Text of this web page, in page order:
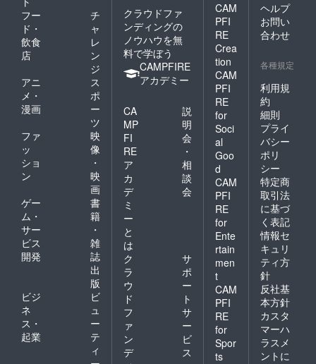
りの』
プラス
送料プ
ラス出
ラス相
（説明
会）を
考えま
すと、
10000
50000
円ほど
お得に
なりま
す。
（場所
により
移動
費・宿
泊費が
変わる
ため）
わが家
の知ら
なかっ
た歴史
や人物
に出会
フー
ド・
飲食
店
チ
ャ
レ
ン
ジ
アニ
メ・
漫画
ス
ポ
ー
ツ
ファ
ッ
ショ
ン
映
像
・
映
画
ゲー
ム・
サー
ビス
開発
書
籍
・
雑
誌
出
版
ビジ
ネ
ス・
起業
ビ
ュ
ー
テ
ィ
クラウドファ
ンディングの
ノウハウを無
料で学ぼう
CAMPFIRE
アカデミー
CA
MP
FI
RE
ア
カ
デ
ミ
ー
と
は
説
明
会
・
相
談
会
ク
ラ
ウ
ド
フ
ァ
ン
デ
サ
ポ
ー
ト
サ
ー
ビ
ス
CAM
PFI
RE
Crea
tion
CAM
PFI
RE
for
Soci
al
Goo
d
CAM
PFI
RE
for
Ente
rtain
men
t
CAM
PFI
RE
for
Spor
ts
ヘルプ
お問い
合わせ
各種規定
利用規
約
細則
プライ
バシー
ポリ
シー
特定商
取引法
に基づ
く表記
情報セ
キュリ
ティ方
針
反社基
本方針
カスタ
マーハ
ラスメ
ントに